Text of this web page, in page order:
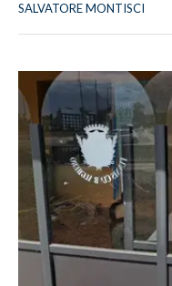
SALVATORE MONTISCI